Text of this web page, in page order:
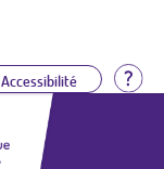
Accessibilité